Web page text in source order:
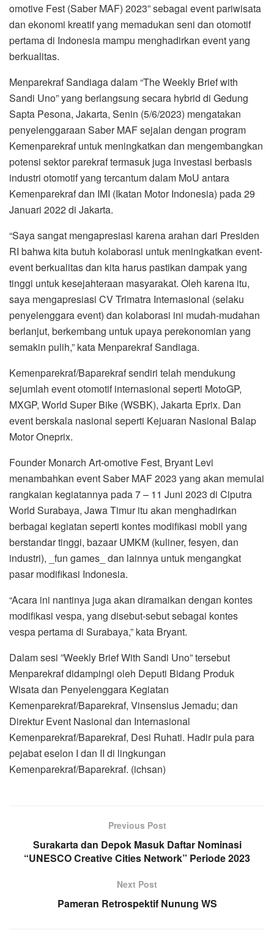
omotive Fest (Saber MAF) 2023” sebagai event pariwisata
dan ekonomi kreatif yang memadukan seni dan otomotif
pertama di Indonesia mampu menghadirkan event yang
berkualitas.
Menparekraf Sandiaga dalam “The Weekly Brief with
Sandi Uno” yang berlangsung secara hybrid di Gedung
Sapta Pesona, Jakarta, Senin (5/6/2023) mengatakan
penyelenggaraan Saber MAF sejalan dengan program
Kemenparekraf untuk meningkatkan dan mengembangkan
potensi sektor parekraf termasuk juga investasi berbasis
industri otomotif yang tercantum dalam MoU antara
Kemenparekraf dan IMI (Ikatan Motor Indonesia) pada 29
Januari 2022 di Jakarta.
“Saya sangat mengapresiasi karena arahan dari Presiden
RI bahwa kita butuh kolaborasi untuk meningkatkan event-
event berkualitas dan kita harus pastikan dampak yang
tinggi untuk kesejahteraan masyarakat. Oleh karena itu,
saya mengapresiasi CV Trimatra Internasional (selaku
penyelenggara event) dan kolaborasi ini mudah-mudahan
berlanjut, berkembang untuk upaya perekonomian yang
semakin pulih,” kata Menparekraf Sandiaga.
Kemenparekraf/Baparekraf sendiri telah mendukung
sejumlah event otomotif internasional seperti MotoGP,
MXGP, World Super Bike (WSBK), Jakarta Eprix. Dan
event berskala nasional seperti Kejuaran Nasional Balap
Motor Oneprix.
Founder Monarch Art-omotive Fest, Bryant Levi
menambahkan event Saber MAF 2023 yang akan memulai
rangkaian kegiatannya pada 7 – 11 Juni 2023 di Ciputra
World Surabaya, Jawa Timur itu akan menghadirkan
berbagai kegiatan seperti kontes modifikasi mobil yang
berstandar tinggi, bazaar UMKM (kuliner, fesyen, dan
industri), _fun games_ dan lainnya untuk mengangkat
pasar modifikasi Indonesia.
“Acara ini nantinya juga akan diramaikan dengan kontes
modifikasi vespa, yang disebut-sebut sebagai kontes
vespa pertama di Surabaya,” kata Bryant.
Dalam sesi ”Weekly Brief With Sandi Uno” tersebut
Menparekraf didampingi oleh Deputi Bidang Produk
Wisata dan Penyelenggara Kegiatan
Kemenparekraf/Baparekraf, Vinsensius Jemadu; dan
Direktur Event Nasional dan Internasional
Kemenparekraf/Baparekraf, Desi Ruhati. Hadir pula para
pejabat eselon I dan II di lingkungan
Kemenparekraf/Baparekraf. (ichsan)
Previous Post
Surakarta dan Depok Masuk Daftar Nominasi
“UNESCO Creative Cities Network” Periode 2023
Next Post
Pameran Retrospektif Nunung WS